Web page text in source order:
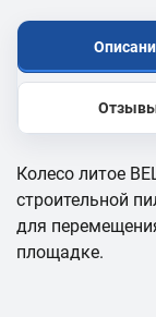
Колесо литое
строительной
для
площадке.